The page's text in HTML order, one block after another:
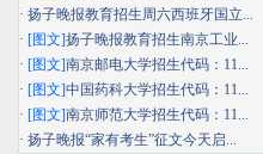
· 扬子晚报教育招生周六西班牙国立...
· [图文]扬子晚报教育招生南京工业...
· [图文]南京邮电大学招生代码：11...
· [图文]中国药科大学招生代码：11...
· [图文]南京师范大学招生代码：11...
· 扬子晚报“家有考生”征文今天启...